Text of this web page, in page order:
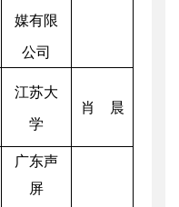
媒有限
公司
江苏大
学
肖 晨
广东声
屏